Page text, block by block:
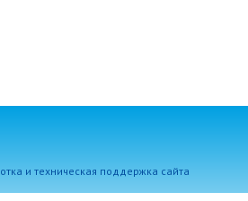
и техническая поддержка сайта